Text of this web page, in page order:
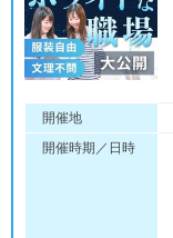
開催地
開催時期／日時